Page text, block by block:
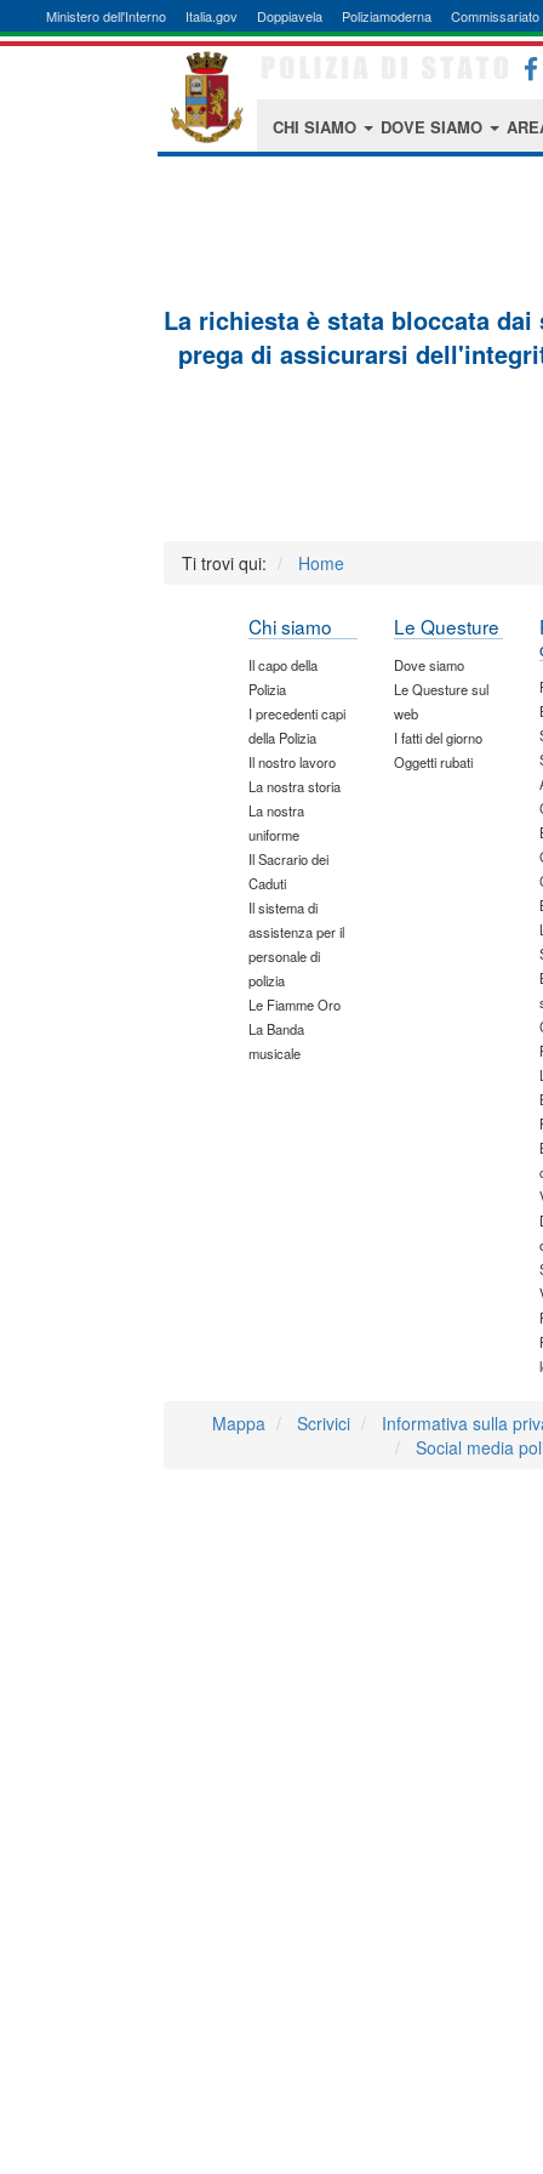
Ministero dell'Interno Italia.gov Doppiavela Poliziamoderna Commissariato
CHI SIAMO DOVE SIAMO
La richiesta è stata bloccata
prega di assicurarsi
Ti trovi qui: Home
Chi siamo
Il capo della
Polizia
I precedenti capi
della Polizia
Il nostro lavoro
La nostra storia
La nostra
uniforme
Il Sacrario dei
Caduti
Il sistema di
assistenza per il
personale di
polizia
Le Fiamme Oro
La Banda
musicale
Le Questure
Dove siamo
Le Questure sul
web
I fatti del giorno
Oggetti rubati
Mappa Scrivici
Informativa sulla
Social media